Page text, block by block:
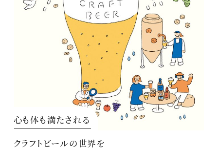
心も体も満たされる
クラフトビールの世界を